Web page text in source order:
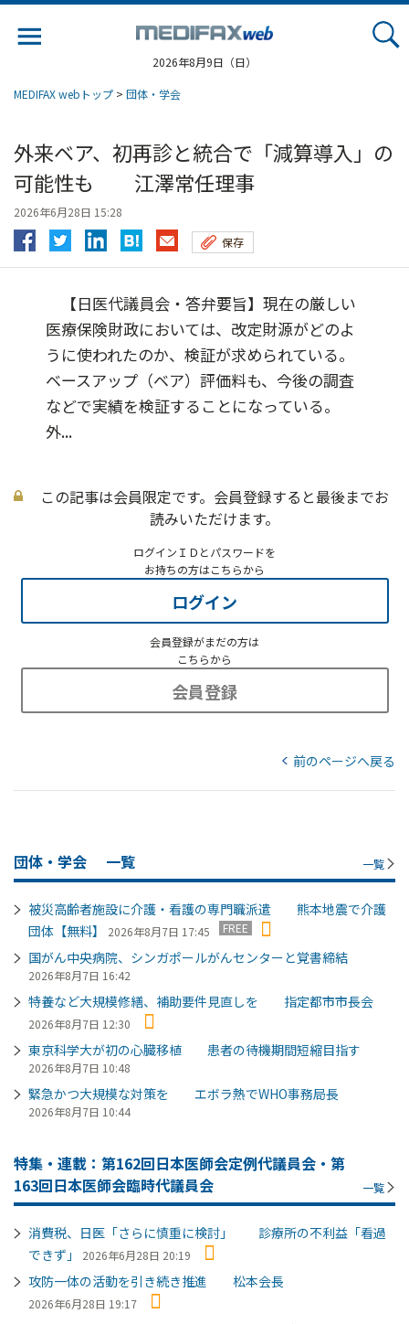
2026年8月9日（日）
MEDIFAX webトップ > 団体・学会
外来ベア、初再診と統合で「減算導入」の
可能性も 江澤常任理事
2026年6月28日 15:28
保存
【日医代議員会・答弁要旨】現在の厳しい
医療保険財政においては、改定財源がどのよ
うに使われたのか、検証が求められている。
ベースアップ（ベア）評価料も、今後の調査
などで実績を検証することになっている。
外...
この記事は会員限定です。会員登録すると最後までお
読みいただけます。
ログインＩＤとパスワードを
お持ちの方はこちらから
ログイン
会員登録がまだの方は
こちらから
会員登録
前のページへ戻る
団体・学会 一覧 一覧
被災高齢者施設に介護・看護の専門職派遣 熊本地震で介護
団体【無料】
2026年8月7日 17:45 FREE
国がん中央病院、シンガポールがんセンターと覚書締結
2026年8月7日 16:42
特養など大規模修繕、補助要件見直しを 指定都市市長会
2026年8月7日 12:30
東京科学大が初の心臓移植 患者の待機期間短縮目指す
2026年8月7日 10:48
緊急かつ大規模な対策を エボラ熱でWHO事務局長
2026年8月7日 10:44
特集・連載：第162回日本医師会定例代議員会・第
163回日本医師会臨時代議員会
一覧
消費税、日医「さらに慎重に検討」 診療所の不利益「看過
できず」
2026年6月28日 20:19
攻防一体の活動を引き続き推進 松本会長
2026年6月28日 19:17